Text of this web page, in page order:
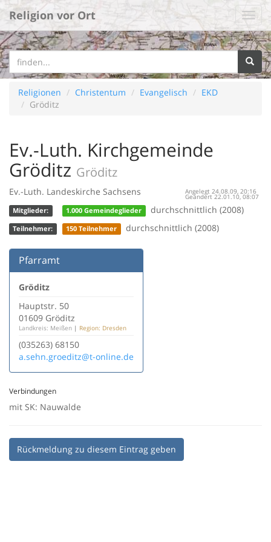
Religion vor Ort
Religionen Christentum Evangelisch
EKD
Gröditz
Ev.-Luth. Kirchgemeinde
Gröditz Gröditz
Angelegt 24.08.09, 20:16
Geändert 22.01.10, 08:07
Ev.-Luth. Landeskirche Sachsens
Mitglieder: 1.000 Gemeindeglieder durchschnittlich (2008)
Teilnehmer: 150 Teilnehmer durchschnittlich (2008)
Pfarramt
Gröditz
Hauptstr. 50
01609 Gröditz
Landkreis: Meißen | Region: Dresden
(035263) 68150
a.sehn.groeditz@t-online.de
Verbindungen
mit SK: Nauwalde
Rückmeldung zu diesem Eintrag geben